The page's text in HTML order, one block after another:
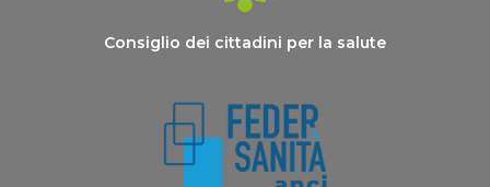
Consiglio dei cittadini per la salute